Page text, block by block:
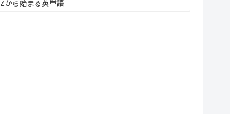
Zから始まる英単語